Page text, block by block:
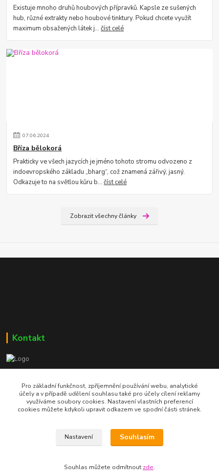
Existuje mnoho druhů houbových přípravků. Kapsle ze sušených
hub, různé extrakty nebo houbové tinktury. Pokud chcete využít
maximum obsažených látek j...číst celé
07.06.2024
Bříza bělokorá
Prakticky ve všech jazycích je jméno tohoto stromu odvozeno z
indoevropského základu „bharg“, což znamená zářivý, jasný.
Odkazuje to na světlou kůru b...číst celé
Zobrazit všechny články
Kontakt
604 729 587
dumzdravi@email.cz
Pro základní funkčnost, zpříjemnění používání webu, analytické
účely a v případě udělení souhlasu také pro účely cílení reklamy
využíváme soubory cookies. Nastavení vlastních preferencí
cookies můžete kdykoli upravit odkazem ve spodní části stránek.
Nastavení Souhlasím
Souhlas můžete odmítnout zde.